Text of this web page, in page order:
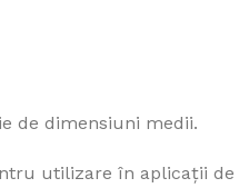
de dimensiuni medii.
utilizare în aplicații